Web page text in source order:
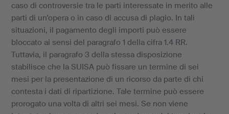
caso di controversie tra le parti interessate in merito alle
parti di un'opera o in caso di accusa di plagio. In tali
situazioni, il pagamento degli importi può essere
bloccato ai sensi del paragrafo 1 della cifra 1.4 RR.
Tuttavia, il paragrafo 3 della stessa disposizione
stabilisce che la SUISA può fissare un termine di sei
mesi per la presentazione di un ricorso da parte di chi
contesta i dati di ripartizione. Tale termine può essere
prorogato una volta di altri sei mesi. Se non viene